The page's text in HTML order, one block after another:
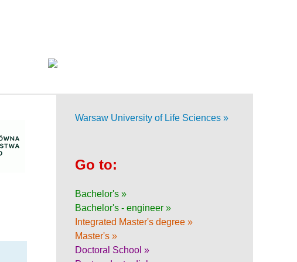
Warsaw University of Life Sciences »
Go to:
Bachelor's »
Bachelor's - engineer »
Integrated Master's degree »
Master's »
Doctoral School »